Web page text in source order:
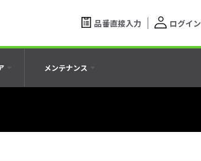
品番直接入力 ログイン
メンテナンス